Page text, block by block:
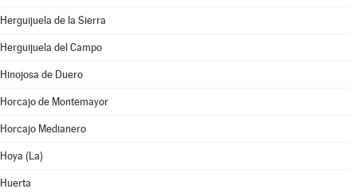
Herguijuela de la Sierra
Herguijuela del Campo
Hinojosa de Duero
Horcajo de Montemayor
Horcajo Medianero
Hoya (La)
Huerta